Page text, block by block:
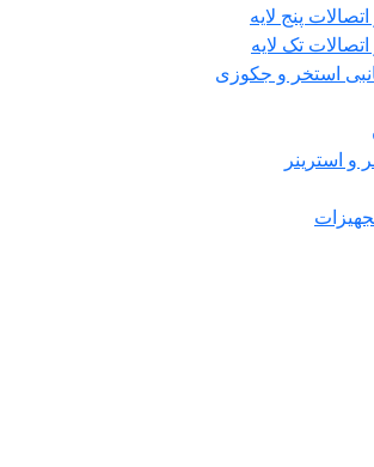
پنج لایه
اتصالات تک لایه
استخر و جکوزی
و استرینر